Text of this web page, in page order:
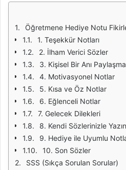
Öğretmene Hediye Notu
1. Teşekkür Notları
2. İlham Verici Sözler
3. Kişisel Bir Anı Paylaşma
4. Motivasyonel Notlar
5. Kısa ve Öz Notlar
6. Eğlenceli Notlar
7. Gelecek Dilekleri
8. Kendi Sözlerinizle Yazın
9. Hediye ile Uyumlu
10. Son Sözler
SSS (Sıkça Sorulan Sorular)